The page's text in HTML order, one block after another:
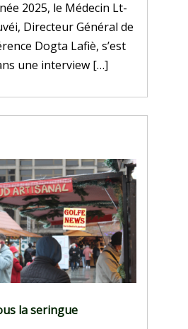
2025, le Médecin Lt-
Directeur Général de
Dogta Lafiè, s’est
une interview […]
la seringue